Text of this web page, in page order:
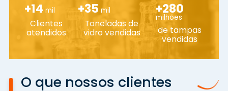
+14 mil
Clientes
atendidos
+35 mil
Toneladas de
vidro vendidas
+280
milhões
de tampas
vendidas
O que nossos clientes